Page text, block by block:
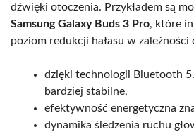
dźwięki otoczenia. Przykładem są
Samsung Galaxy Buds 3 Pro, które
poziom redukcji hałasu w zależności
dzięki technologii Bluetooth
bardziej stabilne,
efektywność energetyczna
dynamika śledzenia ruchu